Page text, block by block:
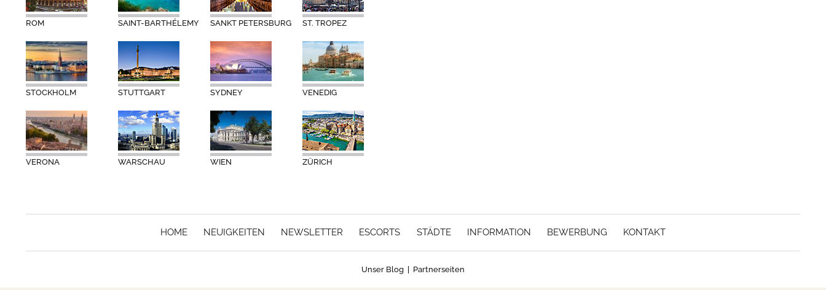
ROM SAINT-BARTHÉLEMY SANKT PETERSBURG ST. TROPEZ
STOCKHOLM STUTTGART SYDNEY VENEDIG
VERONA WARSCHAU WIEN ZÜRICH
HOME NEUIGKEITEN NEWSLETTER ESCORTS STÄDTE INFORMATION BEWERBUNG KONTAKT
Unser Blog Partnerseiten